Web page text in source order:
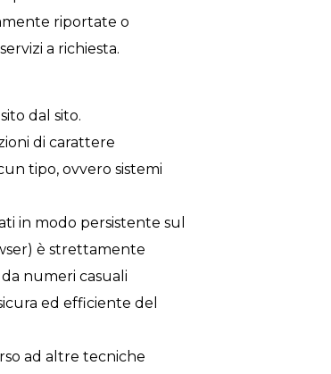
riportate o
a richiesta.
dal sito.
di carattere
tipo, ovvero sistemi
in modo persistente sul
è strettamente
numeri casuali
ed efficiente del
ad altre tecniche